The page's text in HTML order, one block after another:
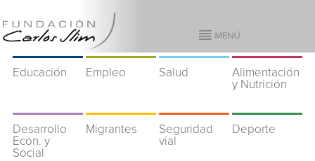
Educación Empleo Salud
Alimentación
y Nutrición
Desarrollo
Econ. y
Social
Migrantes
Seguridad
vial
Deporte